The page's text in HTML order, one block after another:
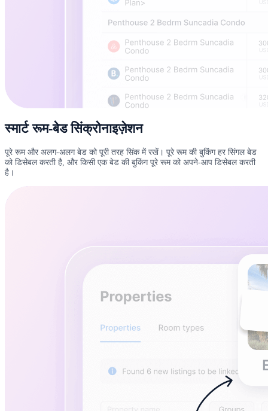
स्मार्ट रूम-बेड सिंक्रोनाइज़ेशन
पूरे रूम और अलग-अलग बेड को पूरी तरह सिंक में रखें। पूरे रूम की बुकिंग हर सिंगल बेड
को डिसेबल करती है, और किसी एक बेड की बुकिंग पूरे रूम को अपने-आप डिसेबल करती
है।